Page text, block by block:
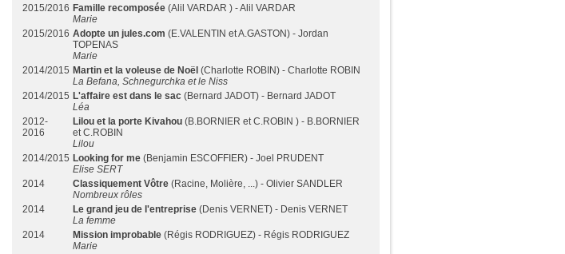
2015/2016 Famille recomposée (Alil VARDAR ) - Alil VARDAR
Marie
2015/2016 Adopte un jules.com (E.VALENTIN et A.GASTON) - Jordan
TOPENAS
Marie
2014/2015 Martin et la voleuse de Noël (Charlotte ROBIN) - Charlotte ROBIN
La Befana, Schnegurchka et le Niss
2014/2015 L'affaire est dans le sac (Bernard JADOT) - Bernard JADOT
Léa
2012-
2016
Lilou et la porte Kivahou (B.BORNIER et C.ROBIN ) - B.BORNIER
et C.ROBIN
Lilou
2014/2015 Looking for me (Benjamin ESCOFFIER) - Joel PRUDENT
Elise SERT
2014
Classiquement Vôtre (Racine, Molière, ...) - Olivier SANDLER
Nombreux rôles
2014
Le grand jeu de l'entreprise (Denis VERNET) - Denis VERNET
La femme
2014
Mission improbable (Régis RODRIGUEZ) - Régis RODRIGUEZ
Marie